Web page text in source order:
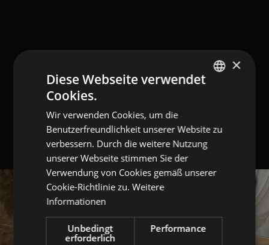
×
Diese Webseite verwendet
Cookies.
Wir verwenden Cookies, um die
Benutzerfreundlichkeit unserer Website zu
verbessern. Durch die weitere Nutzung
unserer Webseite stimmen Sie der
Verwendung von Cookies gemäß unserer
Cookie-Richtlinie zu. Weitere
Informationen
Unbedingt
erforderlich
Performance